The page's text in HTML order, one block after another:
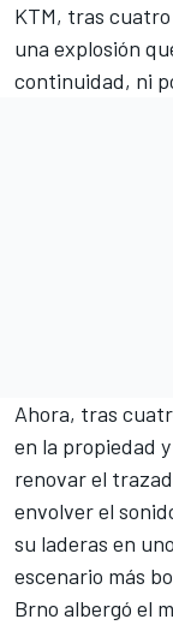
KTM, tras
una explosión
continuidad, ni
Ahora, tras
en la propiedad
renovar el
envolver el
su laderas en
escenario más
Brno albergó el